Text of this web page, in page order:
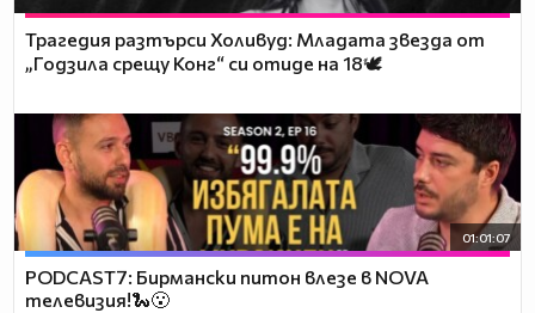
Трагедия разтърси Холивуд: Младата звезда от
„Годзила срещу Конг“ си отиде на 18🕊️
01:01:07
PODCAST7: Бирмански питон влезе в NOVA
телевизия!🐍😮